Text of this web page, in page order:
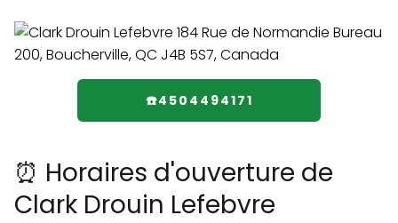
☎️4504494171
⏰ Horaires d'ouverture de
Clark Drouin Lefebvre